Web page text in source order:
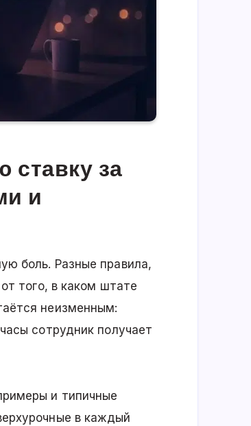
ставку за
и
боль. Разные правила,
того, в каком штате
неизменным:
сотрудник получает
и типичные
в каждый